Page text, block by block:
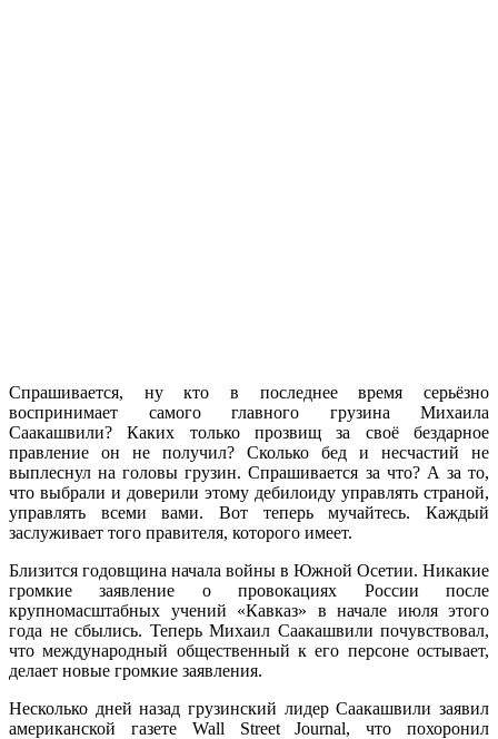
Спрашивается, ну кто в последнее время серьёзно
воспринимает самого главного грузина Михаила
Саакашвили? Каких только прозвищ за своё бездарное
правление он не получил? Сколько бед и несчастий не
выплеснул на головы грузин. Спрашивается за что? А за то,
что выбрали и доверили этому дебилоиду управлять страной,
управлять всеми вами. Вот теперь мучайтесь. Каждый
заслуживает того правителя, которого имеет.
Близится годовщина начала войны в Южной Осетии. Никакие
громкие заявление о провокациях России после
крупномасштабных учений «Кавказ» в начале июля этого
года не сбылись. Теперь Михаил Саакашвили почувствовал,
что международный общественный к его персоне остывает,
делает новые громкие заявления.
Несколько дней назад грузинский лидер Саакашвили заявил
американской газете Wall Street Journal, что похоронил